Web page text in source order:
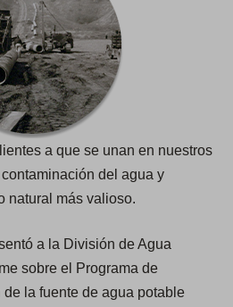
a que se unan en nuestros
del agua y
natural más valioso.
a la División de Agua
sobre el Programa de
la fuente de agua potable